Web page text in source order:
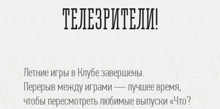
ТЕЛЕЗРИТЕЛИ!
Летние игры в Клубе завершены.
Перерыв между играми — лучшее время,
чтобы пересмотреть любимые выпуски «Что?